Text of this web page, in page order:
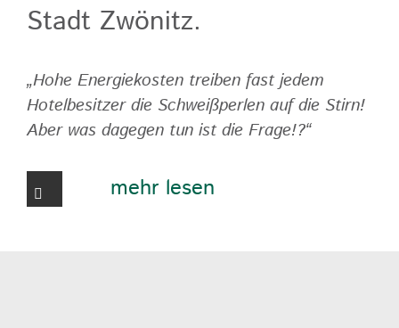
Stadt Zwönitz.
„Hohe Energiekosten treiben fast jedem
Hotelbesitzer die Schweißperlen auf die Stirn!
Aber was dagegen tun ist die Frage!?“
mehr lesen